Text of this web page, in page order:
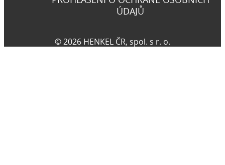
ÚDAJŮ
© 2026 HENKEL ČR, spol. s r. o.